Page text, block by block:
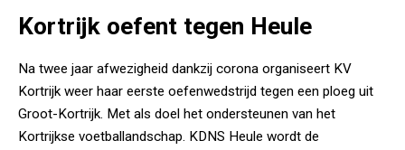
Kortrijk oefent tegen Heule
Na twee jaar afwezigheid dankzij corona organiseert KV
Kortrijk weer haar eerste oefenwedstrijd tegen een ploeg uit
Groot-Kortrijk. Met als doel het ondersteunen van het
Kortrijkse voetballandschap. KDNS Heule wordt de